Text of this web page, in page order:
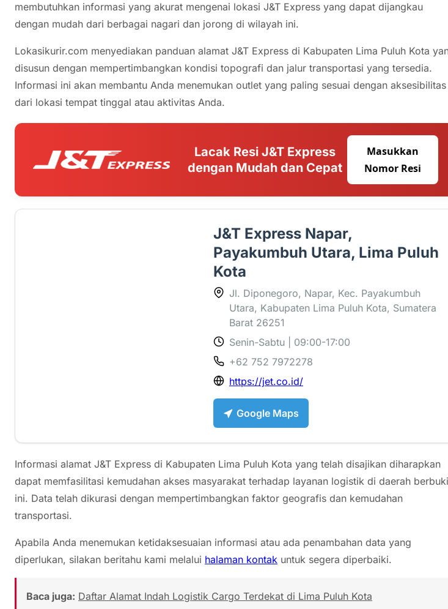
membutuhkan informasi yang akurat mengenai lokasi J&T Express yang dapat dijangkau
dengan mudah dari berbagai nagari dan jorong di wilayah ini.
Lokasikurir.com menyediakan panduan alamat J&T Express di Kabupaten Lima Puluh Kota
disusun dengan mempertimbangkan kondisi topografi dan jalur transportasi yang tersedia.
Informasi ini akan membantu Anda menemukan outlet yang paling sesuai dengan aksesibilitas
dari lokasi tempat tinggal atau aktivitas Anda.
Lacak Resi J&T Express
dengan Mudah dan Cepat
Masukkan
Nomor Resi
J&T Express Napar,
Payakumbuh Utara, Lima Puluh
Kota
Jl. Diponegoro, Napar, Kec. Payakumbuh
Utara, Kabupaten Lima Puluh Kota, Sumatera
Barat 26251
Senin-Sabtu | 09:00-17:00
+62 752 7972278
https://jet.co.id/
Google Maps
Informasi alamat J&T Express di Kabupaten Lima Puluh Kota yang telah disajikan diharapkan
dapat memfasilitasi kemudahan akses masyarakat terhadap layanan logistik di daerah
ini. Data telah dikurasi dengan mempertimbangkan faktor geografis dan kemudahan
transportasi.
Apabila Anda menemukan ketidaksesuaian informasi atau ada penambahan data yang
diperlukan, silakan beritahu kami melalui halaman kontak untuk segera diperbaiki.
Baca juga: Daftar Alamat Indah Logistik Cargo Terdekat di Lima Puluh Kota